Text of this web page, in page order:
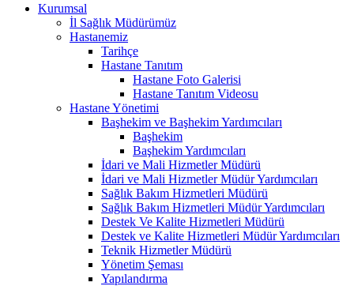
Kurumsal
İl Sağlık Müdürümüz
Hastanemiz
Tarihçe
Hastane Tanıtım
Hastane Foto Galerisi
Hastane Tanıtım Videosu
Hastane Yönetimi
Başhekim ve Başhekim Yardımcıları
Başhekim
Başhekim Yardımcıları
İdari ve Mali Hizmetler Müdürü
İdari ve Mali Hizmetler Müdür Yardımcıları
Sağlık Bakım Hizmetleri Müdürü
Sağlık Bakım Hizmetleri Müdür Yardımcıları
Destek Ve Kalite Hizmetleri Müdürü
Destek ve Kalite Hizmetleri Müdür Yardımcıları
Teknik Hizmetler Müdürü
Yönetim Şeması
Yapılandırma